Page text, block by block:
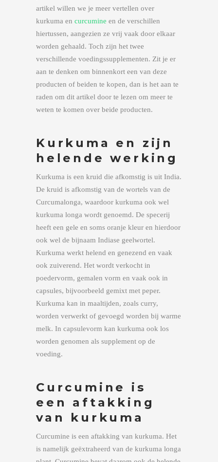
artikel willen we je meer vertellen over
kurkuma en curcumine en de verschillen
hiertussen, aangezien ze vrij vaak door elkaar
worden gehaald. Toch zijn het twee
verschillende voedingssupplementen. Zit je er
aan te denken om binnenkort een van deze
producten of beiden te kopen, dan is het aan te
raden om dit artikel door te lezen om meer te
weten te komen over beide producten.
Kurkuma en zijn
helende werking
Kurkuma is een kruid die afkomstig is uit India.
De kruid is afkomstig van de wortels van de
Curcumalonga, waardoor kurkuma ook wel
kurkuma longa wordt genoemd. De specerij
heeft een gele en soms oranje kleur en hierdoor
ook wel de bijnaam Indiase geelwortel.
Kurkuma werkt helend en genezend en vaak
ook zuiverend. Het wordt verkocht in
poedervorm, gemalen vorm en vaak ook in
capsules, bijvoorbeeld gemixt met peper.
Kurkuma kan in maaltijden, zoals curry,
worden verwerkt of gevoegd worden bij warme
melk. In capsulevorm kan kurkuma ook los
worden genomen als supplement op de
voeding.
Curcumine is
een aftakking
van kurkuma
Curcumine is een aftakking van kurkuma. Het
is namelijk geëxtraheerd van de kurkuma longa